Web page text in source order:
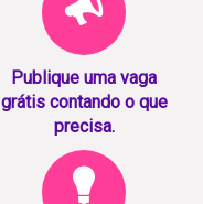
Publique uma vaga
grátis contando o que
precisa.